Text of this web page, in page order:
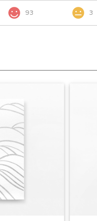
93 3